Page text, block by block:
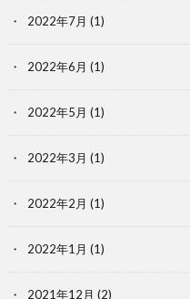
2022年7月 (1)
2022年6月 (1)
2022年5月 (1)
2022年3月 (1)
2022年2月 (1)
2022年1月 (1)
2021年12月 (2)